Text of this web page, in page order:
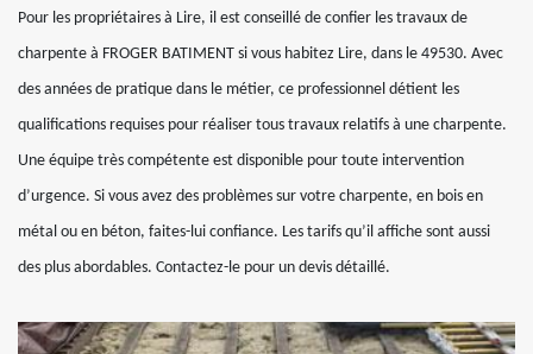
Pour les propriétaires à Lire, il est conseillé de confier les travaux de
charpente à FROGER BATIMENT si vous habitez Lire, dans le 49530. Avec
des années de pratique dans le métier, ce professionnel détient les
qualifications requises pour réaliser tous travaux relatifs à une charpente.
Une équipe très compétente est disponible pour toute intervention
d’urgence. Si vous avez des problèmes sur votre charpente, en bois en
métal ou en béton, faites-lui confiance. Les tarifs qu’il affiche sont aussi
des plus abordables. Contactez-le pour un devis détaillé.